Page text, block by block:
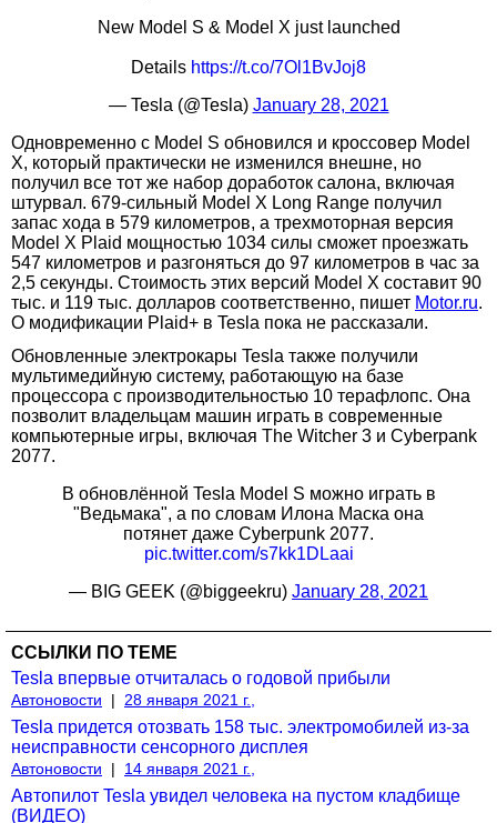
New Model S & Model X just launched
Details https://t.co/7Ol1BvJoj8
— Tesla (@Tesla) January 28, 2021
Одновременно с Model S обновился и кроссовер Model
X, который практически не изменился внешне, но
получил все тот же набор доработок салона, включая
штурвал. 679-сильный Model X Long Range получил
запас хода в 579 километров, а трехмоторная версия
Model X Plaid мощностью 1034 силы сможет проезжать
547 километров и разгоняться до 97 километров в час за
2,5 секунды. Стоимость этих версий Model X составит 90
тыс. и 119 тыс. долларов соответственно, пишет Motor.ru.
О модификации Plaid+ в Tesla пока не рассказали.
Обновленные электрокары Tesla также получили
мультимедийную систему, работающую на базе
процессора с производительностью 10 терафлопс. Она
позволит владельцам машин играть в современные
компьютерные игры, включая The Witcher 3 и Cyberpank
2077.
В обновлённой Tesla Model S можно играть в
"Ведьмака", а по словам Илона Маска она
потянет даже Cyberpunk 2077.
pic.twitter.com/s7kk1DLaai
— BIG GEEK (@biggeekru) January 28, 2021
ССЫЛКИ ПО ТЕМЕ
Tesla впервые отчиталась о годовой прибыли
Автоновости | 28 января 2021 г.,
Tesla придется отозвать 158 тыс. электромобилей из-за
неисправности сенсорного дисплея
Автоновости | 14 января 2021 г.,
Автопилот Tesla увидел человека на пустом кладбище
(ВИДЕО)